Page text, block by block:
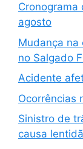
Cronograma
agosto
Mudança na
no Salgado
Acidente
Ocorrências
Sinistro de
causa